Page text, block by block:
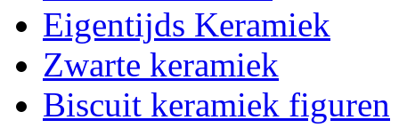
Eigentijds Keramiek
Zwarte keramiek
Biscuit keramiek figuren